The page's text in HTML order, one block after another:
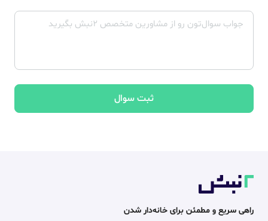
ثبت سوال
راهی سریع و مطمئن برای خانه‌دار شدن